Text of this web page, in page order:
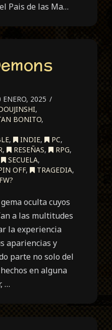
Pais de las Ma…
ENERO, 2025
,
BONITO,
, INDIE, PC,
, RESEÑAS, RPG,
SECUELA,
OFF, TRAGEDIA,
oculta cuyos
a las multitudes
la experiencia
apariencias y
parte no solo del
en alguna
…